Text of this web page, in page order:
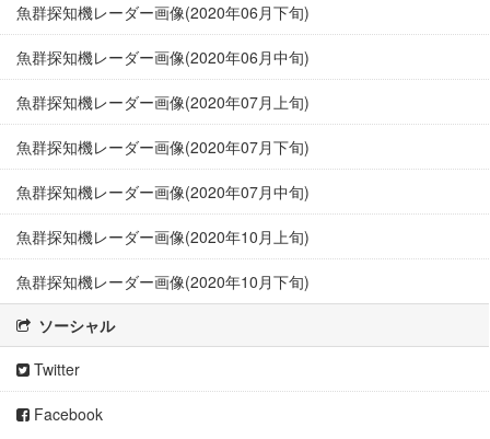
魚群探知機レーダー画像(2020年06月下旬)
魚群探知機レーダー画像(2020年06月中旬)
魚群探知機レーダー画像(2020年07月上旬)
魚群探知機レーダー画像(2020年07月下旬)
魚群探知機レーダー画像(2020年07月中旬)
魚群探知機レーダー画像(2020年10月上旬)
魚群探知機レーダー画像(2020年10月下旬)
ソーシャル
Twitter
Facebook